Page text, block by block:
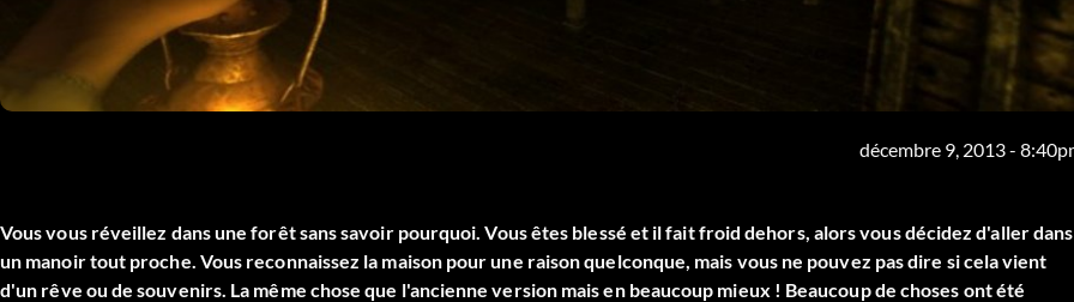
décembre 9, 2013 -
Vous vous réveillez dans une forêt sans savoir pourquoi. Vous êtes blessé et il fait froid dehors, alors vous décidez d'aller dans
un manoir tout proche. Vous reconnaissez la maison pour une raison quelconque, mais vous ne pouvez pas dire si cela vient
d'un rêve ou de souvenirs. La même chose que l'ancienne version mais en beaucoup mieux ! Beaucoup de choses ont été